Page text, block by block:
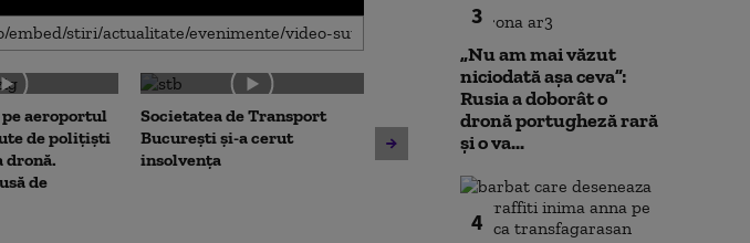
aeroportul
de polițiști
dronă.
de
Societatea de Transport
București și-a cerut
insolvența
Avertisment de la Bruxelles
după scandalul centralelor
pe cărbune: „Blocarea
angajamentelor din PNRR
poate avea consecințe
Noua lege a
Nu poți
fără să oferi și
3
„Nu am mai văzut
niciodată așa ceva”:
Rusia a doborât o
dronă portugheză rară
și o va...
4